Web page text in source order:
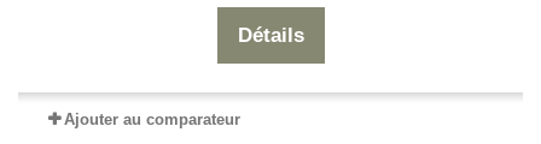
Détails
Ajouter au comparateur